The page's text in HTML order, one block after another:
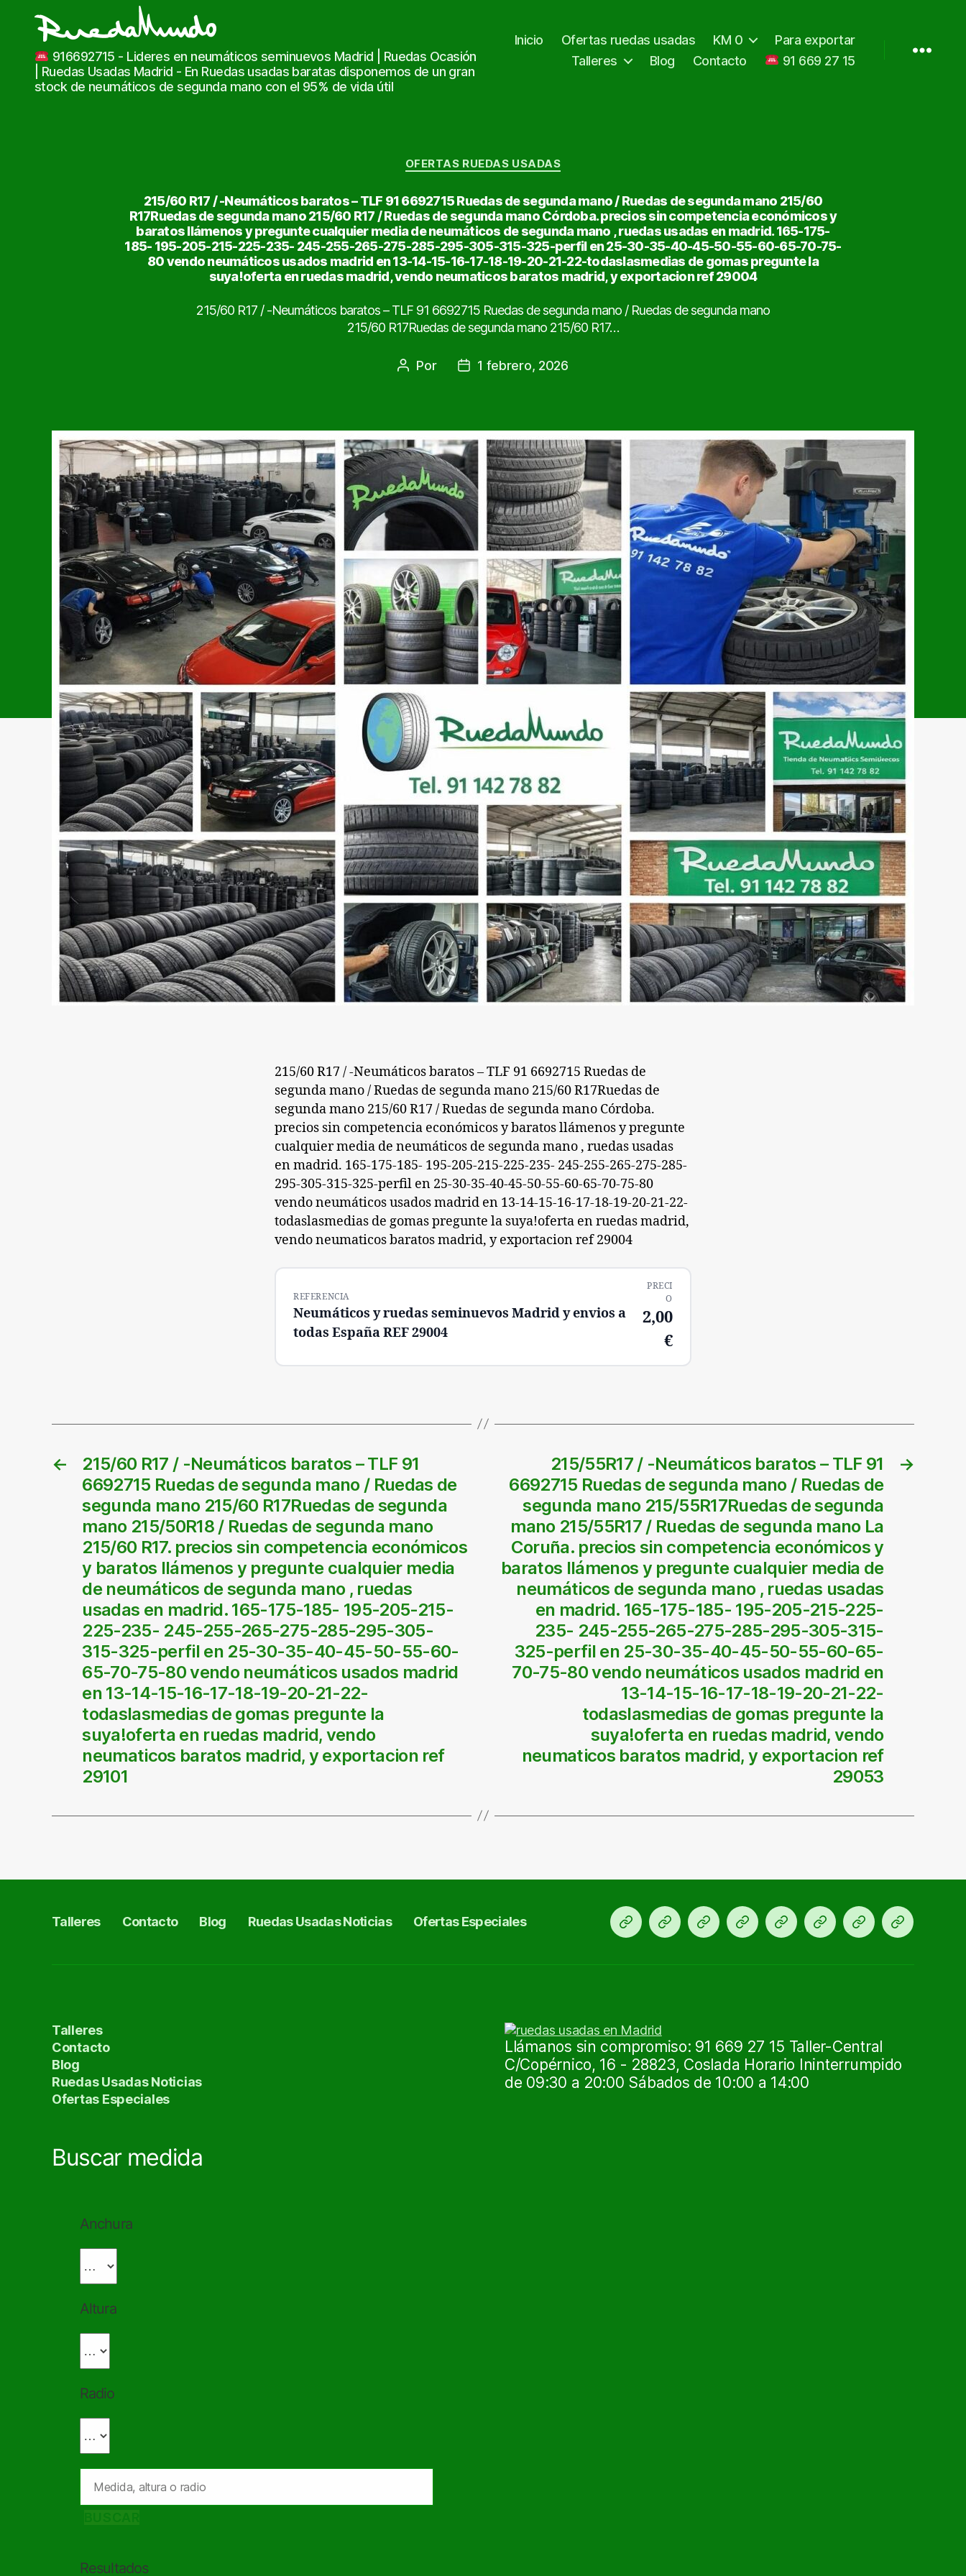
Ruedas
Usadas
Baratas
|
916692715 - Lideres en neumáticos seminuevos Madrid | Ruedas Ocasión
| Ruedas Usadas Madrid - En Ruedas usadas baratas disponemos de un gran
stock de neumáticos de segunda mano con el 95% de vida útil
Inicio Ofertas ruedas usadas KM 0
Para exportar
Talleres
Blog Contacto 91 669 27 15
Categorías
OFERTAS RUEDAS USADAS
215/60 R17 / -Neumáticos baratos – TLF 91 6692715 Ruedas de segunda mano / Ruedas de segunda mano 215/60
R17Ruedas de segunda mano 215/60 R17 / Ruedas de segunda mano Córdoba. precios sin competencia económicos y
baratos llámenos y pregunte cualquier media de neumáticos de segunda mano , ruedas usadas en madrid. 165-175-
185- 195-205-215-225-235- 245-255-265-275-285-295-305-315-325-perfil en 25-30-35-40-45-50-55-60-65-70-75-
80 vendo neumáticos usados madrid en 13-14-15-16-17-18-19-20-21-22-todaslasmedias de gomas pregunte la
suya!oferta en ruedas madrid, vendo neumaticos baratos madrid, y exportacion ref 29004
215/60 R17 / -Neumáticos baratos – TLF 91 6692715 Ruedas de segunda mano / Ruedas de segunda mano
215/60 R17Ruedas de segunda mano 215/60 R17…
Autor
Por
Fecha
1 febrero, 2026
215/60 R17 / -Neumáticos baratos – TLF 91 6692715 Ruedas de
segunda mano / Ruedas de segunda mano 215/60 R17Ruedas de
segunda mano 215/60 R17 / Ruedas de segunda mano Córdoba.
precios sin competencia económicos y baratos llámenos y pregunte
cualquier media de neumáticos de segunda mano , ruedas usadas
en madrid. 165-175-185- 195-205-215-225-235- 245-255-265-275-285-
295-305-315-325-perfil en 25-30-35-40-45-50-55-60-65-70-75-80
vendo neumáticos usados madrid en 13-14-15-16-17-18-19-20-21-22-
todaslasmedias de gomas pregunte la suya!oferta en ruedas madrid,
vendo neumaticos baratos madrid, y exportacion ref 29004
REFERENCIA
Neumáticos y ruedas seminuevos Madrid y envios a
todas España REF 29004
PRECI
O
2,00
€
←
215/60 R17 / -Neumáticos baratos – TLF 91
6692715 Ruedas de segunda mano / Ruedas de
segunda mano 215/60 R17Ruedas de segunda
mano 215/50R18 / Ruedas de segunda mano
215/60 R17. precios sin competencia económicos
y baratos llámenos y pregunte cualquier media
de neumáticos de segunda mano , ruedas
usadas en madrid. 165-175-185- 195-205-215-
225-235- 245-255-265-275-285-295-305-
315-325-perfil en 25-30-35-40-45-50-55-60-
65-70-75-80 vendo neumáticos usados madrid
en 13-14-15-16-17-18-19-20-21-22-
todaslasmedias de gomas pregunte la
suya!oferta en ruedas madrid, vendo
neumaticos baratos madrid, y exportacion ref
29101
→
215/55R17 / -Neumáticos baratos – TLF 91
6692715 Ruedas de segunda mano / Ruedas de
segunda mano 215/55R17Ruedas de segunda
mano 215/55R17 / Ruedas de segunda mano La
Coruña. precios sin competencia económicos y
baratos llámenos y pregunte cualquier media de
neumáticos de segunda mano , ruedas usadas
en madrid. 165-175-185- 195-205-215-225-
235- 245-255-265-275-285-295-305-315-
325-perfil en 25-30-35-40-45-50-55-60-65-
70-75-80 vendo neumáticos usados madrid en
13-14-15-16-17-18-19-20-21-22-
todaslasmedias de gomas pregunte la
suya!oferta en ruedas madrid, vendo
neumaticos baratos madrid, y exportacion ref
29053
Talleres Contacto Blog Ruedas Usadas Noticias Ofertas Especiales Inicio
OfertasKM
Para
TalleresBlog
Contacto
Talleres
Contacto
Blog
Ruedas Usadas Noticias
Ofertas Especiales
Buscar medida
Anchura
Altura
Radio
Resultados
Llámanos sin compromiso: 91 669 27 15 Taller-Central
C/Copérnico, 16 - 28823, Coslada Horario Ininterrumpido
de 09:30 a 20:00 Sábados de 10:00 a 14:00